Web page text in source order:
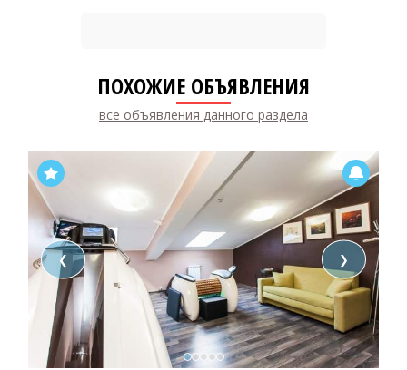
ПОХОЖИЕ ОБЪЯВЛЕНИЯ
все объявления данного раздела
❮ ❯